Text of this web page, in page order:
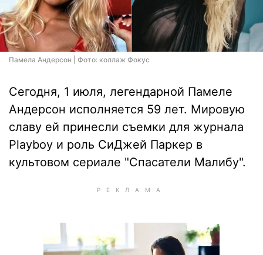
Памела Андерсон | Фото: коллаж Фокус
Сегодня, 1 июля, легендарной Памеле
Андерсон исполняется 59 лет. Мировую
славу ей принесли съемки для журнала
Playboy и роль СиДжей Паркер в
культовом сериале "Спасатели Малибу".